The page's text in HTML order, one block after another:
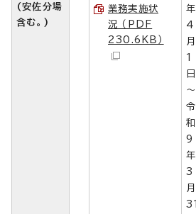
(安佐分場
含む。)
業務実施状
況 （PDF
230.6KB）
年
4
月
1
日
～
令
和
9
年
3
月
31